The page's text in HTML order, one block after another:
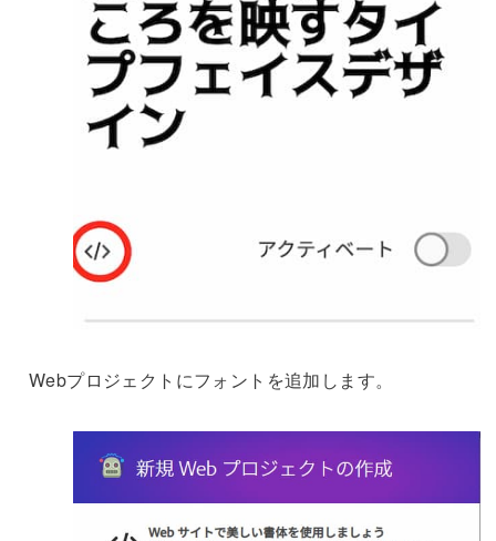
Webプロジェクトにフォントを追加します。